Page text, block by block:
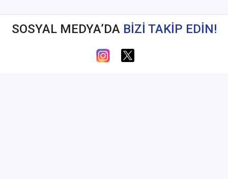
SOSYAL MEDYA’DA BİZİ TAKİP EDİN!